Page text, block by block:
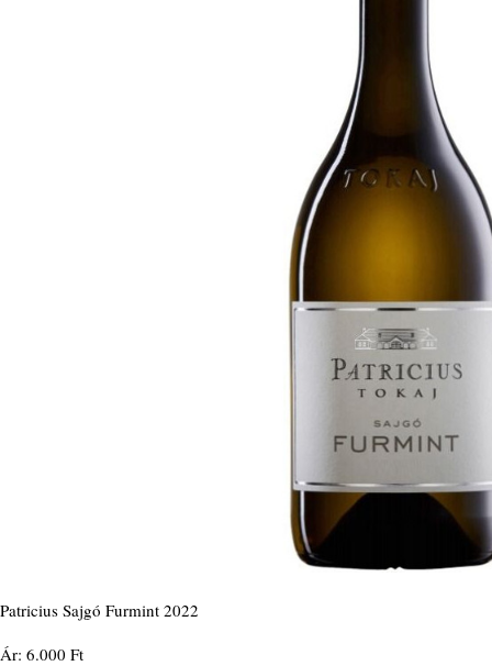
Patricius Sajgó Furmint 2022
Ár: 6.000 Ft